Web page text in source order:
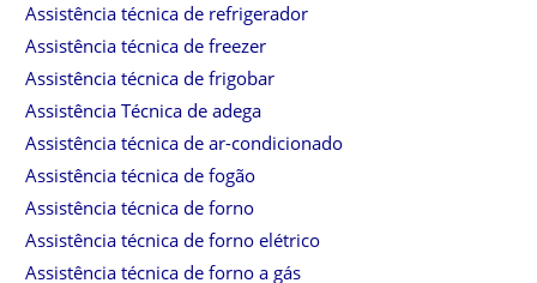
Assistência técnica de refrigerador
Assistência técnica de freezer
Assistência técnica de frigobar
Assistência Técnica de adega
Assistência técnica de ar-condicionado
Assistência técnica de fogão
Assistência técnica de forno
Assistência técnica de forno elétrico
Assistência técnica de forno a gás